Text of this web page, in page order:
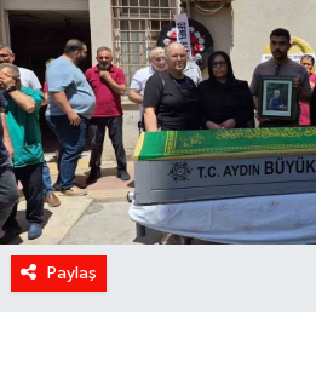
Paylaş